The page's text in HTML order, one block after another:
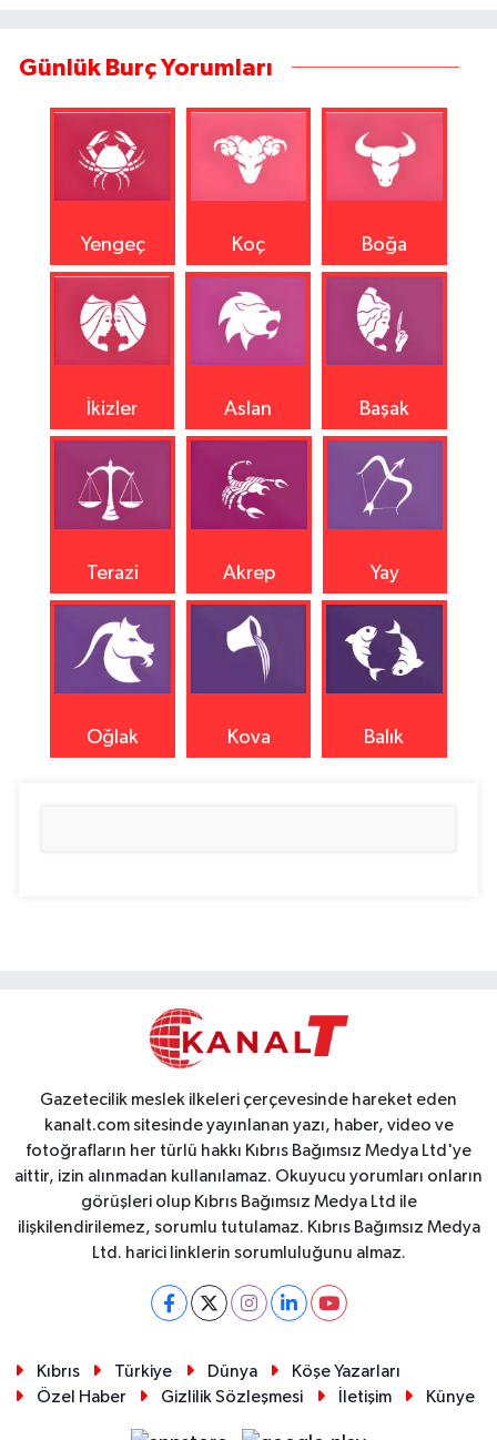
Günlük Burç Yorumları
Yengeç Koç Boğa
İkizler Aslan Başak
Terazi Akrep Yay
Oğlak Kova Balık
Gazetecilik meslek ilkeleri çerçevesinde hareket eden
kanalt.com sitesinde yayınlanan yazı, haber, video ve
fotoğrafların her türlü hakkı Kıbrıs Bağımsız Medya Ltd'ye
aittir, izin alınmadan kullanılamaz. Okuyucu yorumları onların
görüşleri olup Kıbrıs Bağımsız Medya Ltd ile
ilişkilendirilemez, sorumlu tutulamaz. Kıbrıs Bağımsız Medya
Ltd. harici linklerin sorumluluğunu almaz.
Kıbrıs Türkiye Dünya
Köşe Yazarları
Özel Haber
Gizlilik Sözleşmesi İletişim Künye